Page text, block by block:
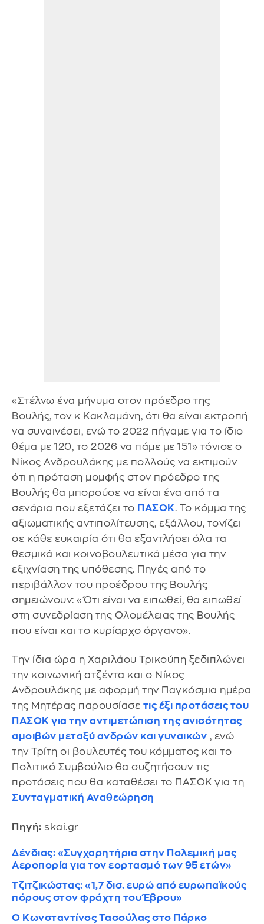
«Στέλνω ένα μήνυμα στον πρόεδρο της
Βουλής, τον κ Κακλαμάνη, ότι θα είναι εκτροπή
να συναινέσει, ενώ το 2022 πήγαμε για το ίδιο
θέμα με 120, το 2026 να πάμε με 151» τόνισε ο
Νίκος Ανδρουλάκης με πολλούς να εκτιμούν
ότι η πρόταση μομφής στον πρόεδρο της
Βουλής θα μπορούσε να είναι ένα από τα
σενάρια που εξετάζει το ΠΑΣΟΚ. Το κόμμα της
αξιωματικής αντιπολίτευσης, εξάλλου, τονίζει
σε κάθε ευκαιρία ότι θα εξαντλήσει όλα τα
θεσμικά και κοινοβουλευτικά μέσα για την
εξιχνίαση της υπόθεσης. Πηγές από το
περιβάλλον του προέδρου της Βουλής
σημειώνουν: «Ότι είναι να ειπωθεί, θα ειπωθεί
στη συνεδρίαση της Ολομέλειας της Βουλής
που είναι και το κυρίαρχο όργανο».
Την ίδια ώρα η Χαριλάου Τρικούπη ξεδιπλώνει
την κοινωνική ατζέντα και ο Νίκος
Ανδρουλάκης με αφορμή την Παγκόσμια ημέρα
της Μητέρας παρουσίασε τις έξι προτάσεις του
ΠΑΣΟΚ για την αντιμετώπιση της ανισότητας
αμοιβών μεταξύ ανδρών και γυναικών , ενώ
την Τρίτη οι βουλευτές του κόμματος και το
Πολιτικό Συμβούλιο θα συζητήσουν τις
προτάσεις που θα καταθέσει το ΠΑΣΟΚ για τη
Συνταγματική Αναθεώρηση
Πηγή: skai.gr
Δένδιας: «Συγχαρητήρια στην Πολεμική μας
Αεροπορία για τον εορτασμό των 95 ετών»
Τζιτζικώστας: «1,7 δισ. ευρώ από ευρωπαϊκούς
πόρους στον φράχτη του Έβρου»
Ο Κωνσταντίνος Τασούλας στο Πάρκο